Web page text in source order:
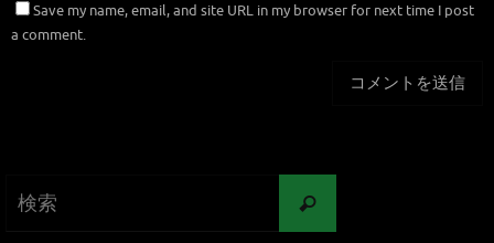
Save my name, email, and site URL in my browser for next time I post
a comment.